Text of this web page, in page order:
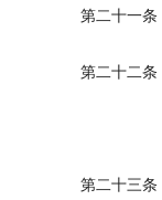
第二十一条
第二十二条
第二十三条